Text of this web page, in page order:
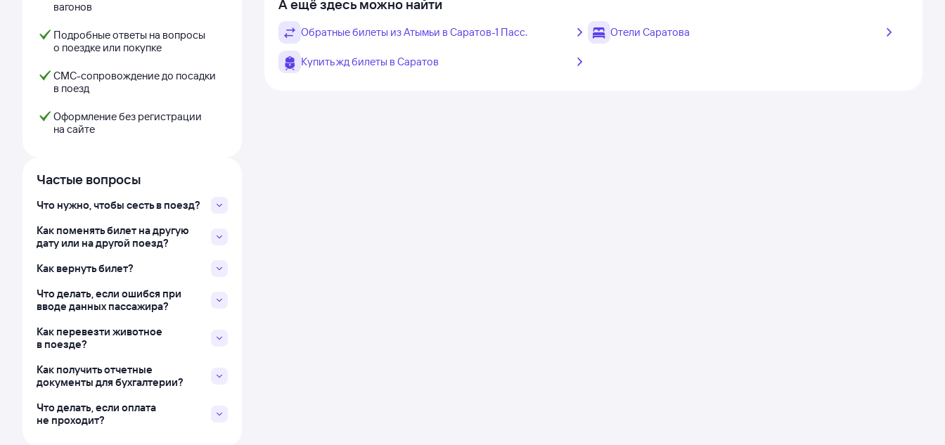
вагонов
Подробные ответы на вопросы
о поездке или покупке
СМС-сопровождение до посадки
в поезд
Оформление без регистрации
на сайте
Частые вопросы
Что нужно, чтобы сесть в поезд?
Как поменять билет на другую
дату или на другой поезд?
Как вернуть билет?
Что делать, если ошибся при
вводе данных пассажира?
Как перевезти животное
в поезде?
Как получить отчетные
документы для бухгалтерии?
Что делать, если оплата
не проходит?
А ещё здесь можно найти
Обратные билеты из Атымьи в Саратов-1 Пасс. Отели Саратова
Купить жд билеты в Саратов